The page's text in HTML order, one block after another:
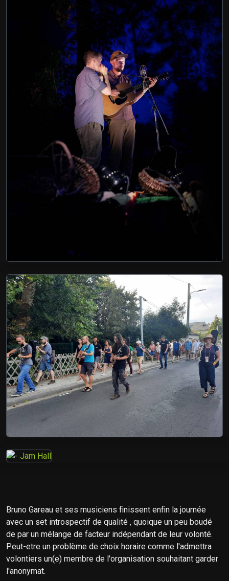
Bruno Gareau et ses musiciens finissent enfin la journée
avec un set introspectif de qualité , quoique un peu boudé
de par un mélange de facteur indépendant de leur volonté.
Peut-etre un problème de choix horaire comme l'admettra
volontiers un(e) membre de l'organisation souhaitant garder
l'anonymat.